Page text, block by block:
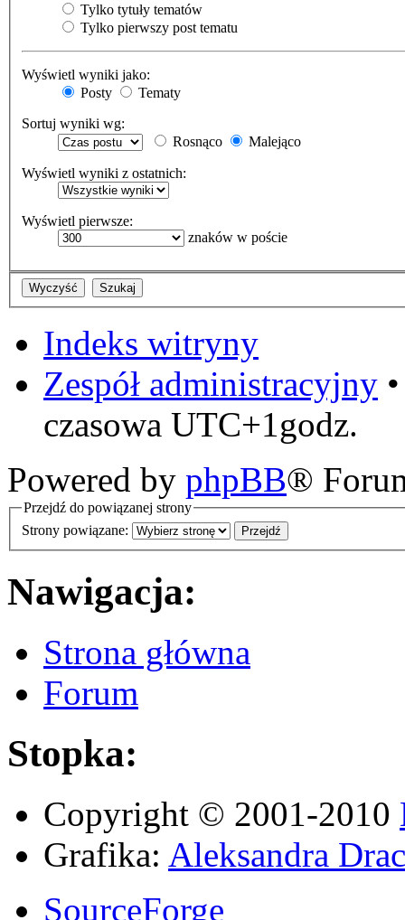
Tylko tytuły tematów
Tylko pierwszy post tematu
Wyświetl wyniki jako:
Posty
Tematy
Sortuj wyniki wg:
Rosnąco
Malejąco
Wyświetl wyniki z ostatnich:
Wyświetl pierwsze:
znaków w poście
Indeks witryny
Zespół administracyjny
czasowa UTC+1godz.
Powered by phpBB®
Przejdź do powiązanej strony
Strony powiązane:
Nawigacja:
Strona główna
Forum
Stopka:
Copyright © 2001-2010
Grafika: Aleksandra
SourceForge